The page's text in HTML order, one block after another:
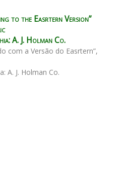
to the Easrtern Version”
A. J. Holman Co.
com a Versão do Easrtern”,
A. J. Holman Co.